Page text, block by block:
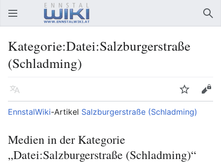
Hauptmenü öffnen
Kategorie:Datei:Salzburgerstraße
(Schladming)
Sprache Beobachten
Bearbeiten
EnnstalWiki-Artikel Salzburgerstraße (Schladming)
Medien in der Kategorie
„Datei:Salzburgerstraße (Schladming)“